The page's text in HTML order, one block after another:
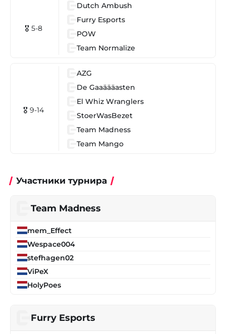
🎖 5-8
Dutch Ambush
Furry Esports
POW
Team Normalize
🎖 9-14
AZG
De Gaaäääasten
El Whiz Wranglers
StoerWasBezet
Team Madness
Team Mango
Участники турнира
Team Madness
mem_Effect
Wespace004
stefhagen02
ViPeX
HolyPoes
Furry Esports